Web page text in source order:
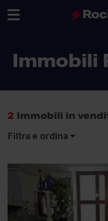
navigation
Immobili
2 Immobili in
Filtra e ordina